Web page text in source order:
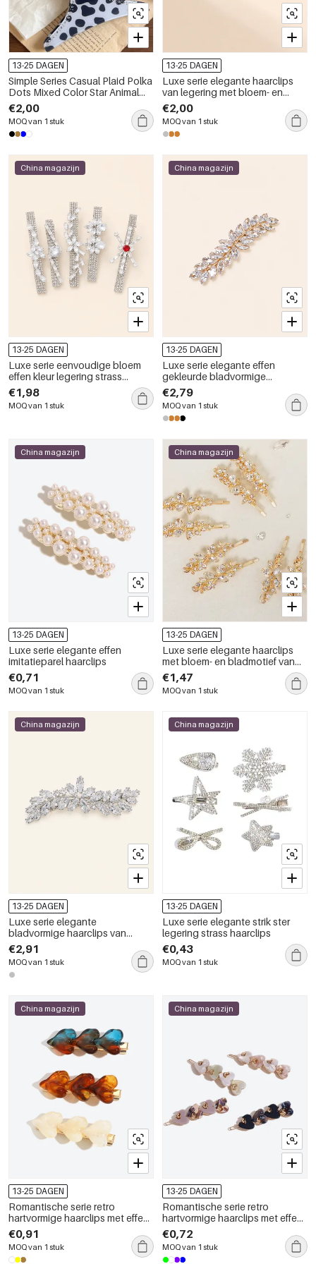
13-25 DAGEN
Simple Series Casual Plaid Polka
Dots Mixed Color Star Animal
Print PVC Rhinestone Hair Clips
€2,00
MOQ van 1 stuk
13-25 DAGEN
Luxe serie elegante haarclips
van legering met bloem- en
bladmotief en strass-steentjes
€2,00
MOQ van 1 stuk
China magazijn
13-25 DAGEN
Luxe serie eenvoudige bloem
effen kleur legering strass
zirkonia haarclips
€1,98
MOQ van 1 stuk
China magazijn
13-25 DAGEN
Luxe serie elegante effen
gekleurde bladvormige
haarclips van legering met
zirkonia
€2,79
MOQ van 1 stuk
China magazijn
13-25 DAGEN
Luxe serie elegante effen
imitatieparel haarclips
€0,71
MOQ van 1 stuk
China magazijn
13-25 DAGEN
Luxe serie elegante haarclips
met bloem- en bladmotief van
metaal en strass-steentjes
€1,47
MOQ van 1 stuk
China magazijn
13-25 DAGEN
Luxe serie elegante
bladvormige haarclips van
legering met strass-steentjes
€2,91
MOQ van 1 stuk
China magazijn
13-25 DAGEN
Luxe serie elegante strik ster
legering strass haarclips
€0,43
MOQ van 1 stuk
China magazijn
13-25 DAGEN
Romantische serie retro
hartvormige haarclips met effen
kleurverloop van hars
€0,91
MOQ van 1 stuk
China magazijn
13-25 DAGEN
Romantische serie retro
hartvormige haarclips met effen
kleurverloop van acetaat
€0,72
MOQ van 1 stuk